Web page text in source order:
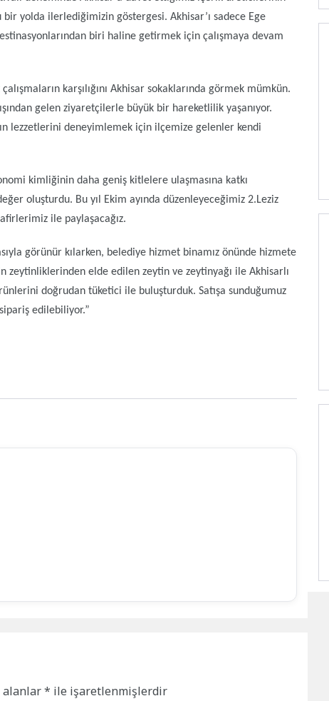
yolda ilerlediğimizin göstergesi. Akhisar’ı sadece Ege
biri haline getirmek için çalışmaya devam
karşılığını Akhisar sokaklarında görmek mümkün.
gelen ziyaretçilerle büyük bir hareketlilik yaşanıyor.
lezzetlerini deneyimlemek için ilçemize gelenler kendi
kimliğinin daha geniş kitlelere ulaşmasına katkı
oluşturdu. Bu yıl Ekim ayında düzenleyeceğimiz 2.Leziz
ile paylaşacağız.
görünür kılarken, belediye hizmet binamız önünde hizmete
zeytinliklerinden elde edilen zeytin ve zeytinyağı ile Akhisarlı
doğrudan tüketici ile buluşturduk. Satışa sunduğumuz
edilebiliyor.”
alanlar* ile işaretlenmişlerdir